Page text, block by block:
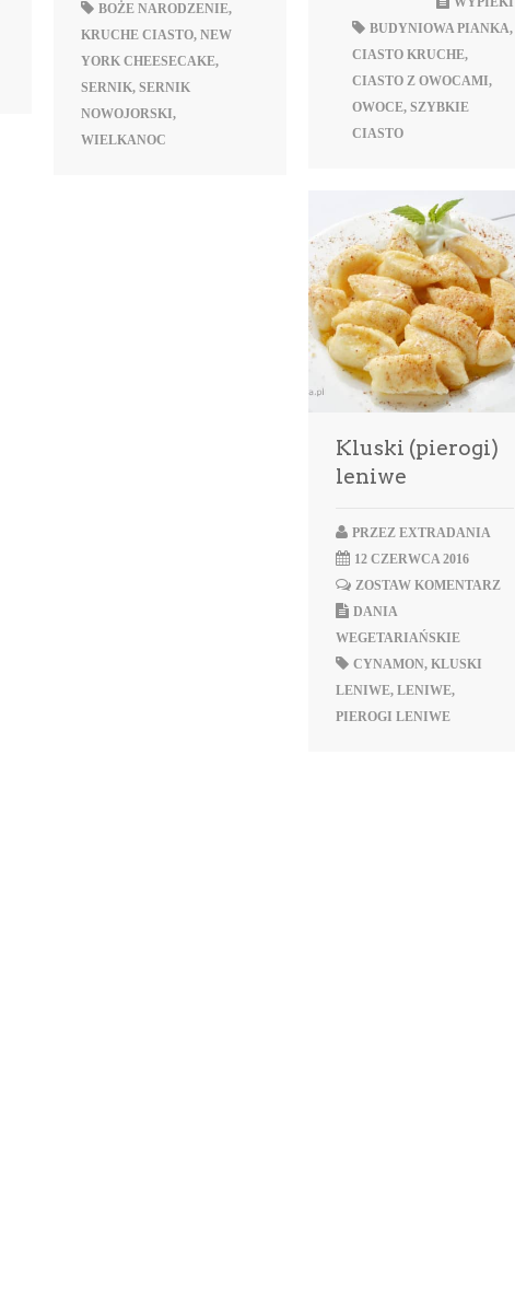
BOŻE NARODZENIE,
KRUCHE CIASTO, NEW
YORK CHEESECAKE,
SERNIK, SERNIK
NOWOJORSKI,
WIELKANOC
BUDYNIOWA PIANKA,
CIASTO KRUCHE,
CIASTO Z OWOCAMI,
OWOCE, SZYBKIE
CIASTO
Kluski (pierogi)
leniwe
PRZEZ EXTRADANIA
12 CZERWCA 2016
ZOSTAW KOMENTARZ
DANIA
WEGETARIAŃSKIE
CYNAMON, KLUSKI
LENIWE, LENIWE,
PIEROGI LENIWE